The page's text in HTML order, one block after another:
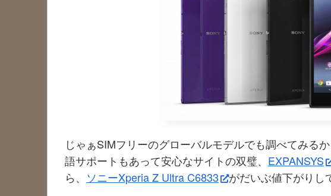
じゃぁSIMフリーのグローバルモデルでも調べてみる
語サポートもあって安心なサイトの双璧、 EXPANSYS
ら、 ソニーXperia Z Ultra C6833 がだいぶ値下がりし